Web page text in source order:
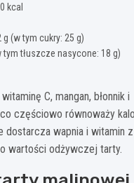
kcal
g (w tym cukry: 25 g)
tym tłuszcze nasycone: 18 g)
C, mangan, błonnik i
częściowo równoważy
dostarcza wapnia i witamin
wartości odżywczej tarty.